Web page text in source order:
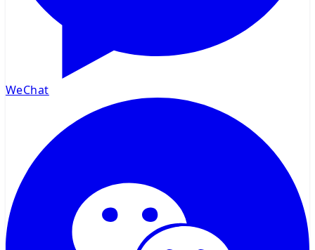
WeChat